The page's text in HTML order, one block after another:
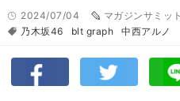
2024/07/04
マガジンサミッ
乃木坂46
blt graph 中西アルノ